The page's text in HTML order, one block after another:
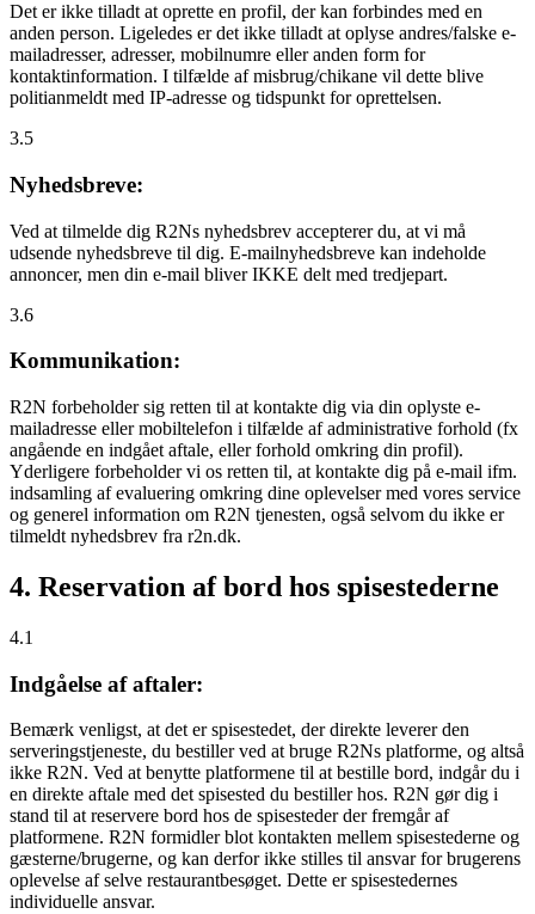
Det er ikke tilladt at oprette en profil, der kan forbindes med en
anden person. Ligeledes er det ikke tilladt at oplyse andres/falske e-
mailadresser, adresser, mobilnumre eller anden form for
kontaktinformation. I tilfælde af misbrug/chikane vil dette blive
politianmeldt med IP-adresse og tidspunkt for oprettelsen.
3.5
Nyhedsbreve:
Ved at tilmelde dig R2Ns nyhedsbrev accepterer du, at vi må
udsende nyhedsbreve til dig. E-mailnyhedsbreve kan indeholde
annoncer, men din e-mail bliver IKKE delt med tredjepart.
3.6
Kommunikation:
R2N forbeholder sig retten til at kontakte dig via din oplyste e-
mailadresse eller mobiltelefon i tilfælde af administrative forhold (fx
angående en indgået aftale, eller forhold omkring din profil).
Yderligere forbeholder vi os retten til, at kontakte dig på e-mail ifm.
indsamling af evaluering omkring dine oplevelser med vores service
og generel information om R2N tjenesten, også selvom du ikke er
tilmeldt nyhedsbrev fra r2n.dk.
4. Reservation af bord hos spisestederne
4.1
Indgåelse af aftaler:
Bemærk venligst, at det er spisestedet, der direkte leverer den
serveringstjeneste, du bestiller ved at bruge R2Ns platforme, og altså
ikke R2N. Ved at benytte platformene til at bestille bord, indgår du i
en direkte aftale med det spisested du bestiller hos. R2N gør dig i
stand til at reservere bord hos de spisesteder der fremgår af
platformene. R2N formidler blot kontakten mellem spisestederne og
gæsterne/brugerne, og kan derfor ikke stilles til ansvar for brugerens
oplevelse af selve restaurantbesøget. Dette er spisestedernes
individuelle ansvar.